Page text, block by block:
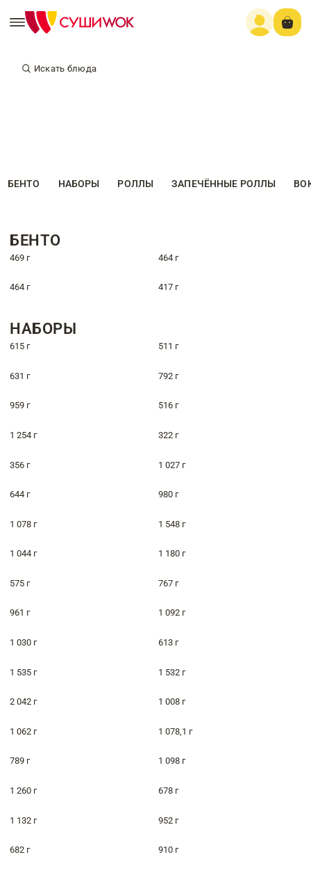
Искать блюда
БЕНТО НАБОРЫ РОЛЛЫ ЗАПЕЧЁННЫЕ РОЛЛЫ
БЕНТО
469 г 464 г
464 г 417 г
НАБОРЫ
615 г 511 г
631 г 792 г
959 г 516 г
1 254 г 322 г
356 г 1 027 г
644 г 980 г
1 078 г 1 548 г
1 044 г 1 180 г
575 г 767 г
961 г 1 092 г
1 030 г 613 г
1 535 г 1 532 г
2 042 г 1 008 г
1 062 г 1 078,1 г
789 г 1 098 г
1 260 г 678 г
1 132 г 952 г
682 г 910 г